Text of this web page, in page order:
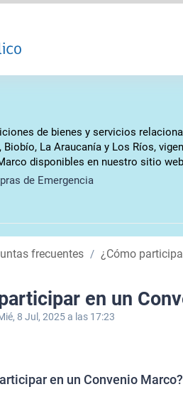
de bienes y servicios
Biobío, La Araucanía y Los Ríos,
disponibles en nuestro sitio
de Emergencia
frecuentes ¿Cómo
en un
8 Jul, 2025 a las 17:23
en un Convenio Marco?